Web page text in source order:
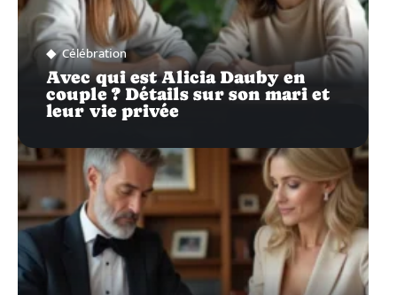
Célébration
Avec qui est Alicia Dauby en
couple ? Détails sur son mari et
leur vie privée